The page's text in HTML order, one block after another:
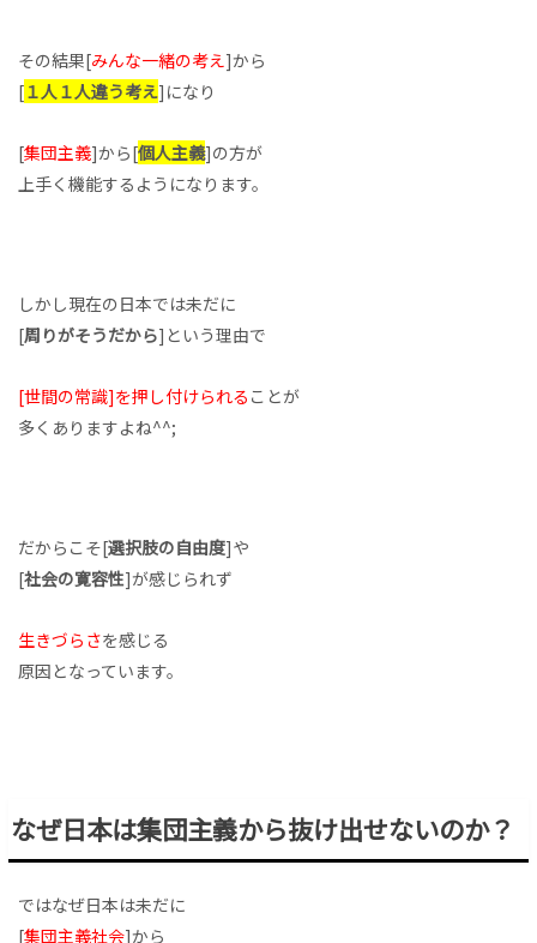
その結果[みんな一緒の考え]から
[１人１人違う考え]になり
[集団主義]から[個人主義]の方が
上手く機能するようになります。
しかし現在の日本では未だに
[周りがそうだから]という理由で
[世間の常識]を押し付けられる ことが
多くありますよね^^;
だからこそ[選択肢の自由度]や
[社会の寛容性]が感じられず
生きづらさを感じる
原因となっています。
なぜ日本は集団主義から抜け出せないのか？
ではなぜ日本は未だに
[集団主義社会]から